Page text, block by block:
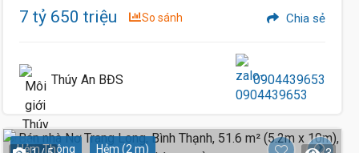
7 tỷ 650 triệu So sánh Chia sẻ
Thúy An BĐS 0904439653
Hẻm Thông Hẻm (2 m)